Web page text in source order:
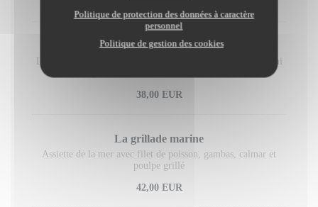
Politique de protection des données à caractère
personnel
Politique de gestion des cookies
Linguines à la demi langouste
Linguines liées dans une bisque légère, servies avec une demi
38,00 EUR
La grillade marine
Assiette de la mer avec filet de poisson, gambas, calmar et
poulpe grillé
42,00 EUR